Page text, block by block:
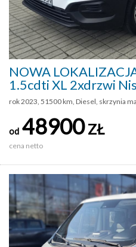
NOWA
1.5cdti XL 2xdrzwi
rok 2023, 51500 km, Diesel, skrzynia
od 48900ZŁ
cena netto